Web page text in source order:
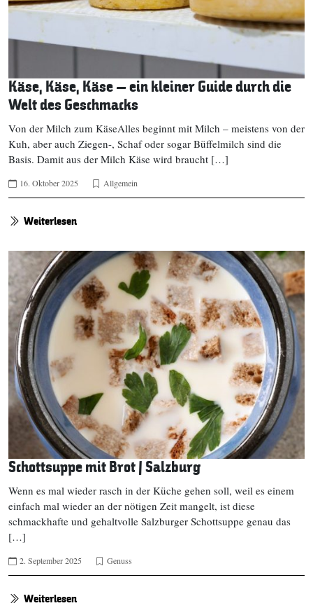
Käse, Käse, Käse – ein kleiner Guide durch die
Welt des Geschmacks
Von der Milch zum KäseAlles beginnt mit Milch – meistens von der
Kuh, aber auch Ziegen-, Schaf oder sogar Büffelmilch sind die
Basis. Damit aus der Milch Käse wird braucht […]
16. Oktober 2025 Allgemein
Weiterlesen
Schottsuppe mit Brot | Salzburg
Wenn es mal wieder rasch in der Küche gehen soll, weil es einem
einfach mal wieder an der nötigen Zeit mangelt, ist diese
schmackhafte und gehaltvolle Salzburger Schottsuppe genau das
[…]
2. September 2025 Genuss
Weiterlesen